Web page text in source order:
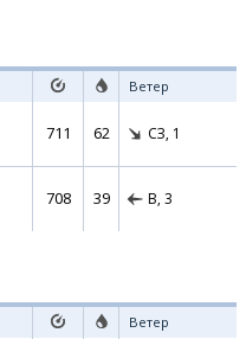
Ветер
711 62 СЗ, 1
708 39 В, 3
Ветер